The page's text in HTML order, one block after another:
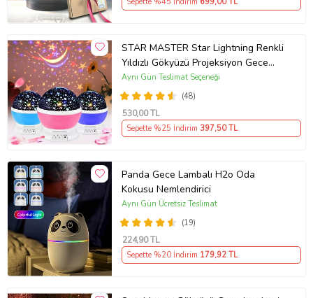
STAR MASTER Star Lightning Renkli
Yıldızlı Gökyüzü Projeksiyon Gece
Lambası (Pembe)
(48)
Aynı Gün Teslimat Seçeneği
530,00 TL
Sepette %25 İndirim 397,50 TL
Panda Gece Lambalı H2o Oda
Kokusu Nemlendirici
(19)
Aynı Gün Ücretsiz Teslimat
224,90 TL
Sepette %20 İndirim 179,92 TL